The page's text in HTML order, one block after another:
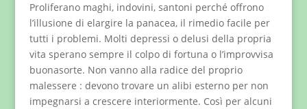
Proliferano maghi, indovini, santoni perché offrono
l’illusione di elargire la panacea, il rimedio facile per
tutti i problemi. Molti depressi o delusi della propria
vita sperano sempre il colpo di fortuna o l’improvvisa
buonasorte. Non vanno alla radice del proprio
malessere : devono trovare un alibi esterno per non
impegnarsi a crescere interiormente. Così per alcuni